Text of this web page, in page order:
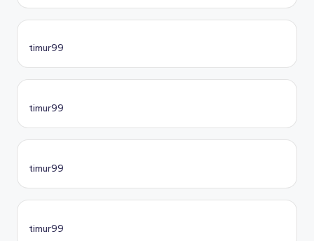
timur99
timur99
timur99
timur99